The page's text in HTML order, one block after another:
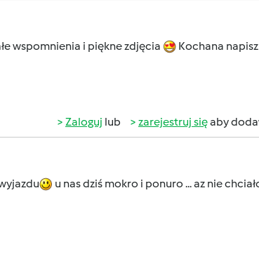
wspomnienia i piękne zdjęcia
Kochana
Zaloguj lub zarejestruj sięaby
u nas dziś mokro i ponuro ... az nie